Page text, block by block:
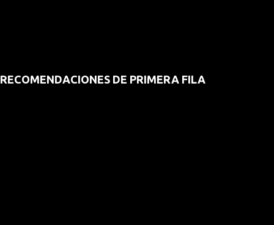
RECOMENDACIONES DE PRIMERA FILA